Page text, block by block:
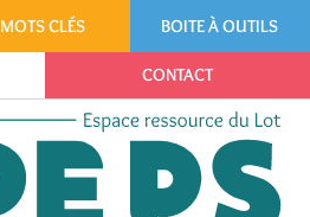
MOTS CLÉS BOITE À OUTILS
CONTACT